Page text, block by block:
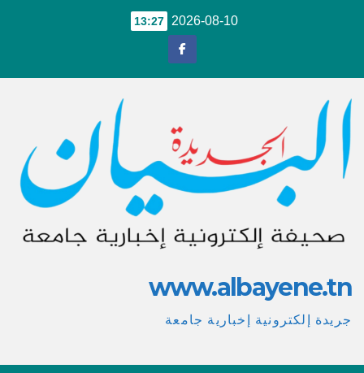
2026-08-10
13:27
www.albayene.tn
جريدة إلكترونية إخبارية جامعة